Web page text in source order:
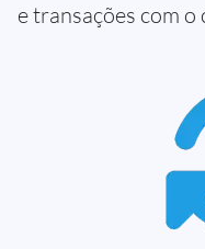
e transações com o